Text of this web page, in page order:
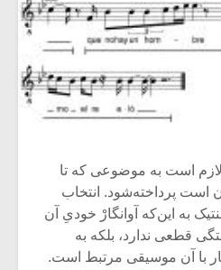
لازم است به موضوعی که تا
است پرداخته‌شود. انتخاب
به این‌که آوانگارْ خودیِ آن
قطعی ندارد، بلکه به
با آن موسیقی مرتبط است.